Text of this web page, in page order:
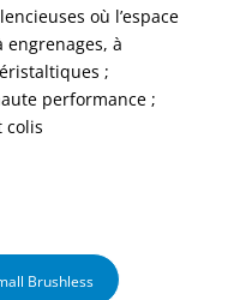
où l’espace
à
;
performance ;
colis
Brushless